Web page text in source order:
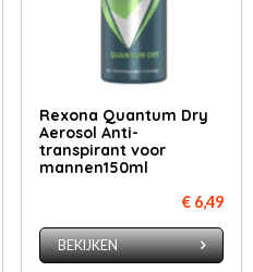
Rexona Quantum Dry
Aerosol Anti-
transpirant voor
mannen150ml
€ 6,49
BEKIJKEN